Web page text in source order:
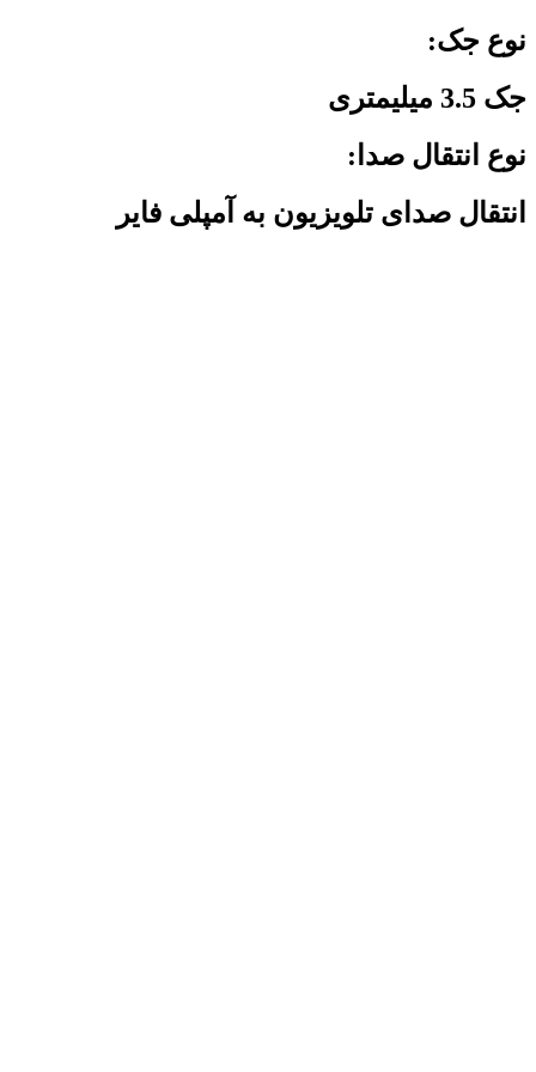
نوع جک:
جک 3.5 میلیمتری
نوع انتقال صدا:
انتقال صدای تلویزیون به آمپلی فایر